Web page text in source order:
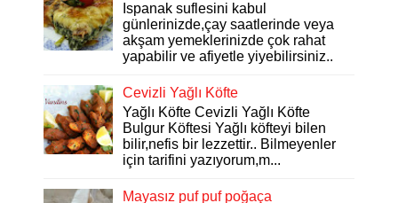
Ispanak suflesini kabul
günlerinizde,çay saatlerinde veya
akşam yemeklerinizde çok rahat
yapabilir ve afiyetle yiyebilirsiniz..
Cevizli Yağlı Köfte
Yağlı Köfte Cevizli Yağlı Köfte
Bulgur Köftesi Yağlı köfteyi bilen
bilir,nefis bir lezzettir.. Bilmeyenler
için tarifini yazıyorum,m...
Mayasız puf puf poğaça